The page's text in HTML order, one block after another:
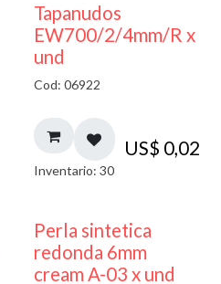
Tapanudos
EW700/2/4mm/R x
und
Cod: 06922
US$ 0,02
Inventario: 30
Perla sintetica
redonda 6mm
cream A-03 x und